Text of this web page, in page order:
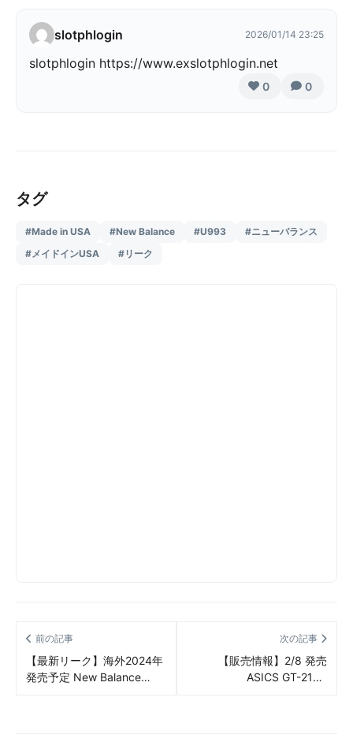
slotphlogin 2026/01/14 23:25
slotphlogin https://www.exslotphlogin.net
0 0
タグ
#Made in USA #New Balance #U993
#ニューバランス
#メイドインUSA
#リーク
前の記事
【最新リーク】海外2024年
発売予定 New Balance
次の記事
【販売情報】2/8 発売
ASICS GT-2160